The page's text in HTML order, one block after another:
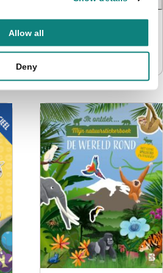
Allow all
Deny
Nijntje - Doeboek 4 -
Kijken, kleuren, knutselen
& tellen